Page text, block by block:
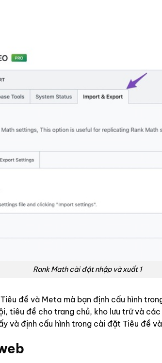
Rank Math cài đặt nhập và xuất 1
đề và Meta mà bạn định cấu hình
tiêu đề cho trang chủ, kho lưu trữ và
và định cấu hình trong cài đặt Tiêu đề